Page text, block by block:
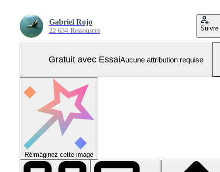
Gabriel Rojo
22 634 Ressources Suivre
Gratuit avec EssaiAucune attribution requise
Réimaginez cette image